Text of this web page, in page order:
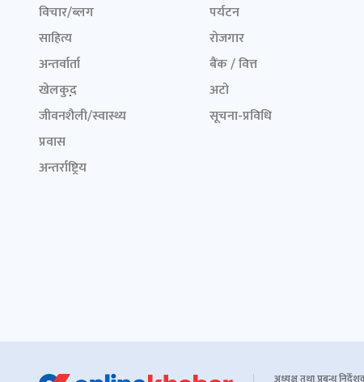
विचार/ब्लग
साहित्य
अन्तर्वार्ता
खेलकुद़़
जीवनशैली/स्वास्थ्य
प्रवास
अन्तर्राष्ट्रिय
पर्यटन
रोजगार
बैंक / वित्त
अटो
सूचना-प्रविधि
अध्यक्ष तथा प्रबन्ध